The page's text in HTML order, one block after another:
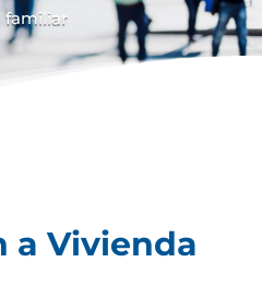
familiar
a Vivienda